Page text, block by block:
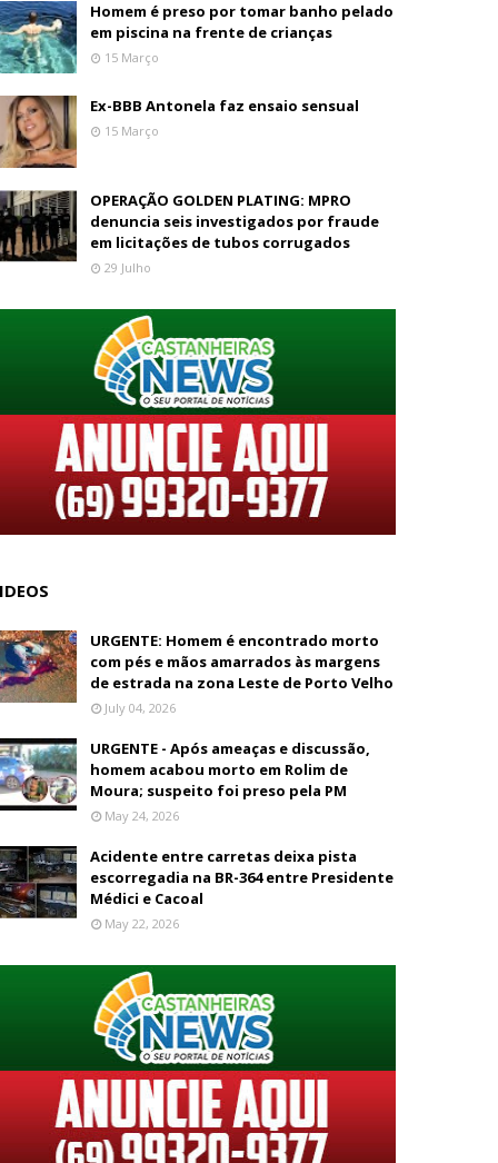
Homem é preso por tomar banho pelado
em piscina na frente de crianças
15 Março
Ex-BBB Antonela faz ensaio sensual
15 Março
OPERAÇÃO GOLDEN PLATING: MPRO
denuncia seis investigados por fraude
em licitações de tubos corrugados
29 Julho
URGENTE: Homem é encontrado morto
com pés e mãos amarrados às margens
de estrada na zona Leste de Porto Velho
July 04, 2026
URGENTE - Após ameaças e discussão,
homem acabou morto em Rolim de
Moura; suspeito foi preso pela PM
May 24, 2026
Acidente entre carretas deixa pista
escorregadia na BR-364 entre Presidente
Médici e Cacoal
May 22, 2026